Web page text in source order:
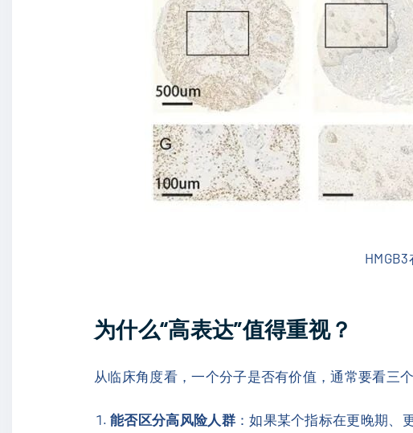
为什么“高表达”值得重视？
从临床角度看，一个分子是否有价值，通常要看三个
能否区分高风险人群：如果某个指标在更晚期、